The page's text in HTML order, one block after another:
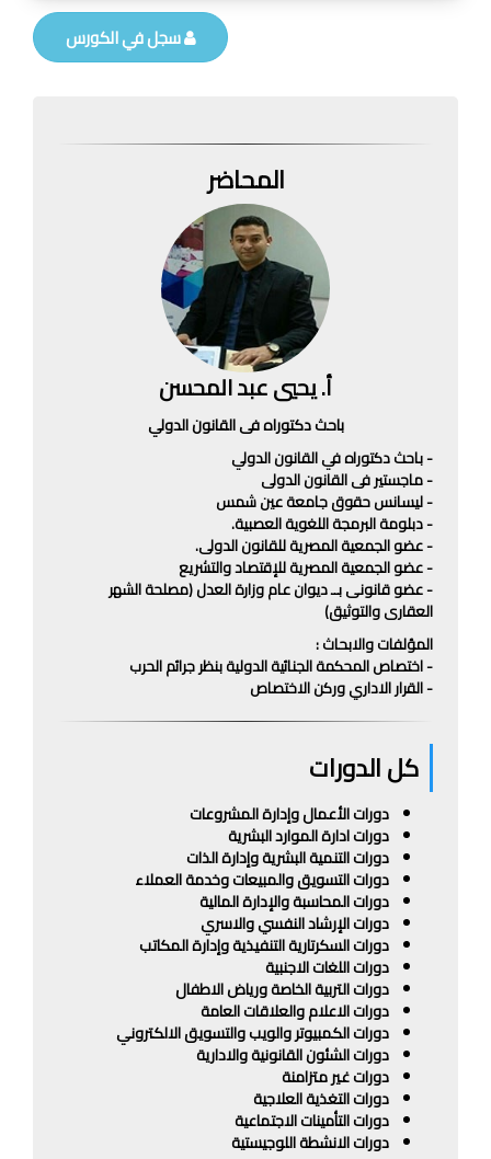
سجل في الكورس
المحاضر
أ. يحيي عبد المحسن
باحث دكتوراه فى القانون الدولي
- باحث دكتوراه في القانون الدولي
- ماجستير فى القانون الدولى
- ليسانس حقوق جامعة عين شمس
- دبلومة البرمجة اللغوية العصبية.
- عضو الجمعية المصرية للقانون الدولى.
- عضو الجمعية المصرية للإقتصاد والتشريع
- عضو قانونى بــ ديوان عام وزارة العدل (مصلحة الشهر
العقارى والتوثيق)
المؤلفات والابحاث :
- اختصاص المحكمة الجنائية الدولية بنظر جرائم الحرب
- القرار الاداري وركن الاختصاص
كل الدورات
دورات الأعمال وإدارة المشروعات
دورات ادارة الموارد البشرية
دورات التنمية البشرية وإدارة الذات
دورات التسويق والمبيعات وخدمة العملاء
دورات المحاسبة والإدارة المالية
دورات الإرشاد النفسي والاسري
دورات السكرتارية التنفيذية وإدارة المكاتب
دورات اللغات الاجنبية
دورات التربية الخاصة ورياض الاطفال
دورات الاعلام والعلاقات العامة
دورات الكمبيوتر والويب والتسويق الالكتروني
دورات الشئون القانونية والادارية
دورات غير متزامنة
دورات التغذية العلاجية
دورات التأمينات الاجتماعية
دورات الانشطة اللوجيستية